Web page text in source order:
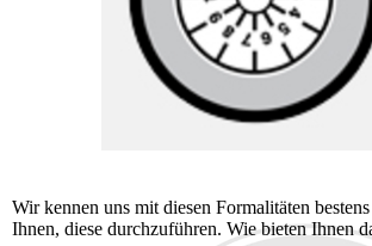
Wir kennen uns mit diesen Formalitäten
Ihnen, diese durchzuführen. Wie bieten Ihnen